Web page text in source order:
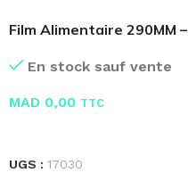
Film Alimentaire 290MM –
En stock sauf vente
MAD 0,00 TTC
UGS : 17030